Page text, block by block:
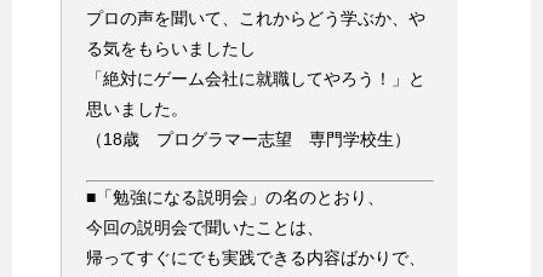
プロの声を聞いて、これからどう学ぶか、や
る気をもらいましたし
「絶対にゲーム会社に就職してやろう！」と
思いました。
（18歳 プログラマー志望 専門学校生）
■「勉強になる説明会」の名のとおり、
今回の説明会で聞いたことは、
帰ってすぐにでも実践できる内容ばかりで、